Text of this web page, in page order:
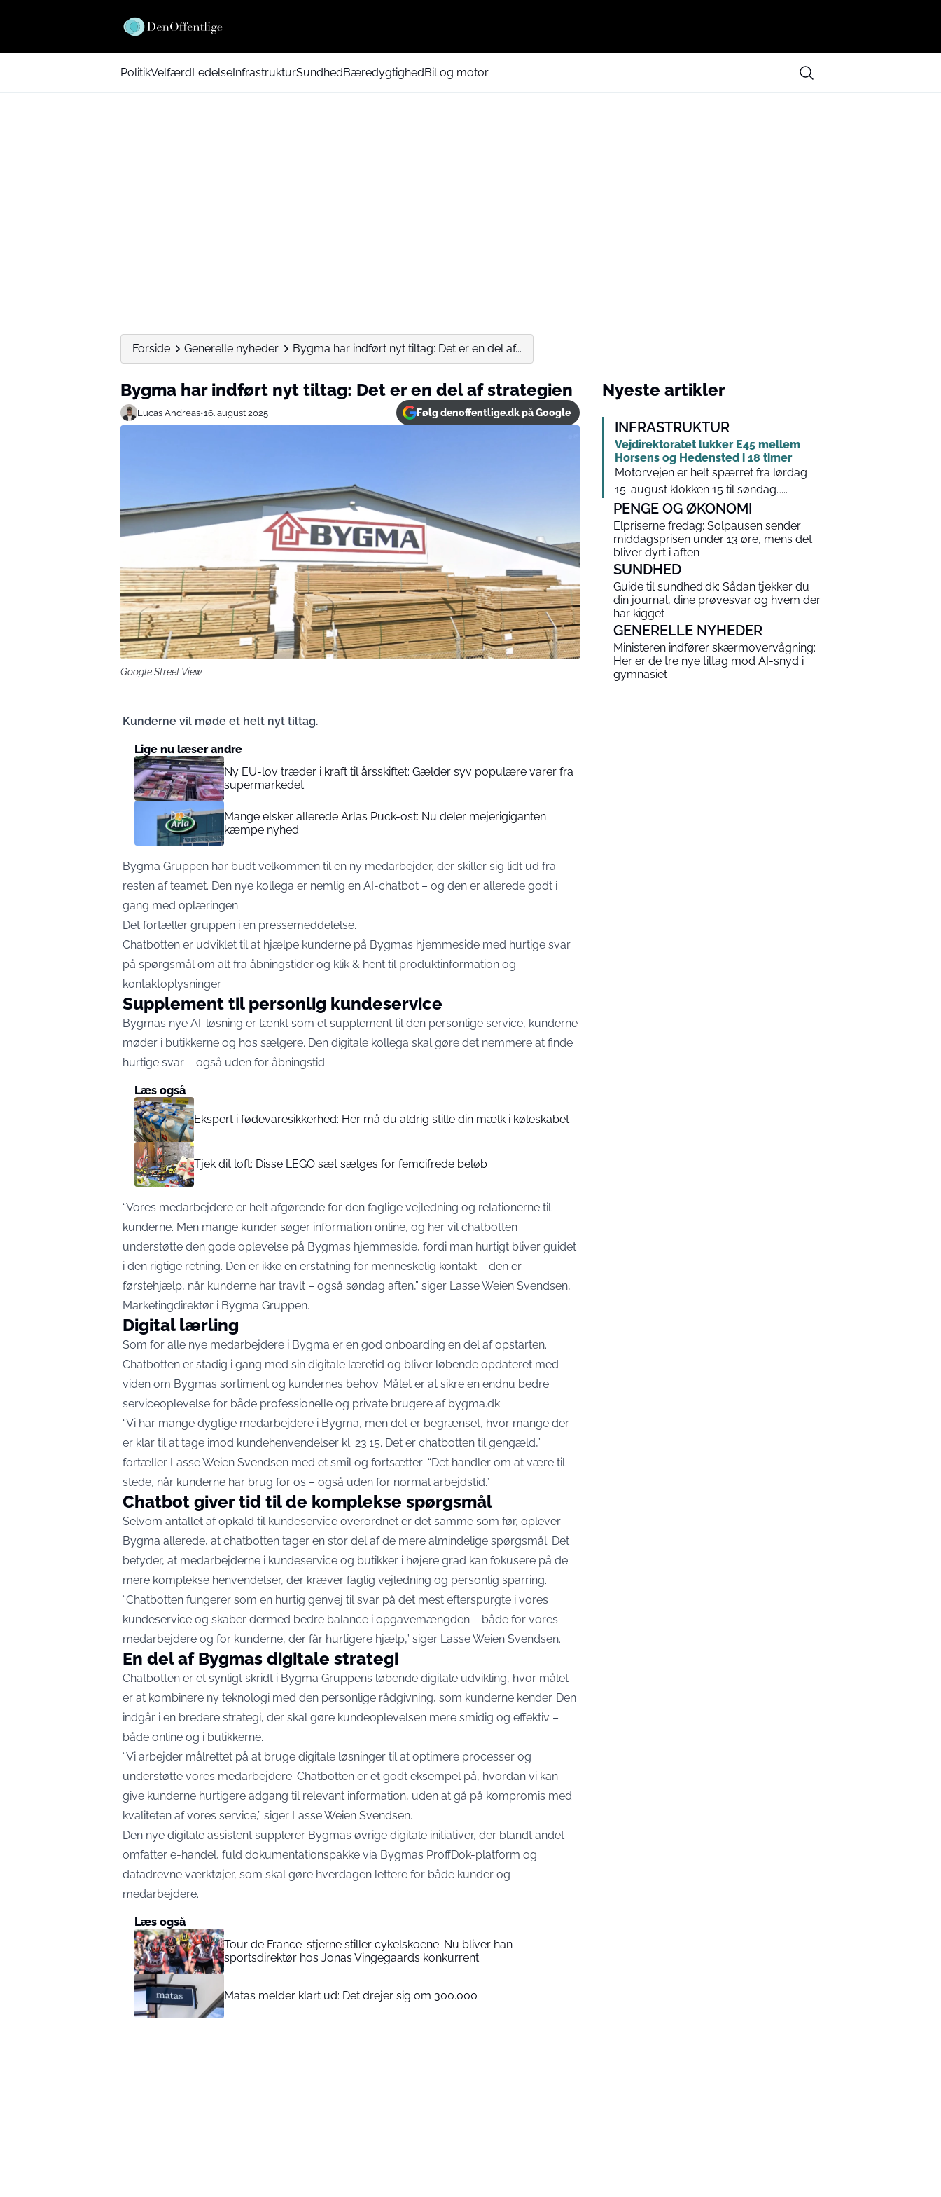
PolitikVelfærdLedelseInfrastrukturSundhedBæredygtighedBil og motor
Forside Generelle nyheder Bygma har indført nyt tiltag: Det er en del af...
Bygma har indført nyt tiltag: Det er en del af strategien
Lucas Andreas•16. august 2025 Følg denoffentlige.dk på Google
Google Street View
Kunderne vil møde et helt nyt tiltag.
Lige nu læser andre
Ny EU-lov træder i kraft til årsskiftet: Gælder syv populære varer fra
supermarkedet
Mange elsker allerede Arlas Puck-ost: Nu deler mejerigiganten
kæmpe nyhed
Bygma Gruppen har budt velkommen til en ny medarbejder, der skiller sig lidt ud fra
resten af teamet. Den nye kollega er nemlig en AI-chatbot – og den er allerede godt i
gang med oplæringen.
Det fortæller gruppen i en pressemeddelelse.
Chatbotten er udviklet til at hjælpe kunderne på Bygmas hjemmeside med hurtige svar
på spørgsmål om alt fra åbningstider og klik & hent til produktinformation og
kontaktoplysninger.
Supplement til personlig kundeservice
Bygmas nye AI-løsning er tænkt som et supplement til den personlige service, kunderne
møder i butikkerne og hos sælgere. Den digitale kollega skal gøre det nemmere at finde
hurtige svar – også uden for åbningstid.
Læs også
Ekspert i fødevaresikkerhed: Her må du aldrig stille din mælk i køleskabet
Tjek dit loft: Disse LEGO sæt sælges for femcifrede beløb
“Vores medarbejdere er helt afgørende for den faglige vejledning og relationerne til
kunderne. Men mange kunder søger information online, og her vil chatbotten
understøtte den gode oplevelse på Bygmas hjemmeside, fordi man hurtigt bliver guidet
i den rigtige retning. Den er ikke en erstatning for menneskelig kontakt – den er
førstehjælp, når kunderne har travlt – også søndag aften,” siger Lasse Weien Svendsen,
Marketingdirektør i Bygma Gruppen.
Digital lærling
Som for alle nye medarbejdere i Bygma er en god onboarding en del af opstarten.
Chatbotten er stadig i gang med sin digitale læretid og bliver løbende opdateret med
viden om Bygmas sortiment og kundernes behov. Målet er at sikre en endnu bedre
serviceoplevelse for både professionelle og private brugere af bygma.dk.
“Vi har mange dygtige medarbejdere i Bygma, men det er begrænset, hvor mange der
er klar til at tage imod kundehenvendelser kl. 23.15. Det er chatbotten til gengæld,”
fortæller Lasse Weien Svendsen med et smil og fortsætter: “Det handler om at være til
stede, når kunderne har brug for os – også uden for normal arbejdstid.”
Chatbot giver tid til de komplekse spørgsmål
Selvom antallet af opkald til kundeservice overordnet er det samme som før, oplever
Bygma allerede, at chatbotten tager en stor del af de mere almindelige spørgsmål. Det
betyder, at medarbejderne i kundeservice og butikker i højere grad kan fokusere på de
mere komplekse henvendelser, der kræver faglig vejledning og personlig sparring.
“Chatbotten fungerer som en hurtig genvej til svar på det mest efterspurgte i vores
kundeservice og skaber dermed bedre balance i opgavemængden – både for vores
medarbejdere og for kunderne, der får hurtigere hjælp,” siger Lasse Weien Svendsen.
En del af Bygmas digitale strategi
Chatbotten er et synligt skridt i Bygma Gruppens løbende digitale udvikling, hvor målet
er at kombinere ny teknologi med den personlige rådgivning, som kunderne kender. Den
indgår i en bredere strategi, der skal gøre kundeoplevelsen mere smidig og effektiv –
både online og i butikkerne.
“Vi arbejder målrettet på at bruge digitale løsninger til at optimere processer og
understøtte vores medarbejdere. Chatbotten er et godt eksempel på, hvordan vi kan
give kunderne hurtigere adgang til relevant information, uden at gå på kompromis med
kvaliteten af vores service,” siger Lasse Weien Svendsen.
Den nye digitale assistent supplerer Bygmas øvrige digitale initiativer, der blandt andet
omfatter e-handel, fuld dokumentationspakke via Bygmas ProffDok-platform og
datadrevne værktøjer, som skal gøre hverdagen lettere for både kunder og
medarbejdere.
Læs også
Tour de France-stjerne stiller cykelskoene: Nu bliver han
sportsdirektør hos Jonas Vingegaards konkurrent
Matas melder klart ud: Det drejer sig om 300.000
Nyeste artikler
INFRASTRUKTUR
Vejdirektoratet lukker E45 mellem
Horsens og Hedensted i 18 timer
Motorvejen er helt spærret fra lørdag
15. august klokken 15 til søndag…...
PENGE OG ØKONOMI
Elpriserne fredag: Solpausen sender
middagsprisen under 13 øre, mens det
bliver dyrt i aften
SUNDHED
Guide til sundhed.dk: Sådan tjekker du
din journal, dine prøvesvar og hvem der
har kigget
GENERELLE NYHEDER
Ministeren indfører skærmovervågning:
Her er de tre nye tiltag mod AI-snyd i
gymnasiet